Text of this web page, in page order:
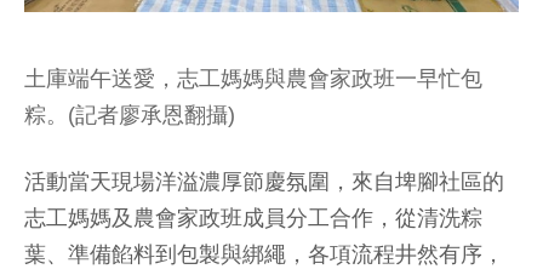
土庫端午送愛，志工媽媽與農會家政班一早忙包
粽。(記者廖承恩翻攝)
活動當天現場洋溢濃厚節慶氛圍，來自埤腳社區的
志工媽媽及農會家政班成員分工合作，從清洗粽
葉、準備餡料到包製與綁繩，各項流程井然有序，